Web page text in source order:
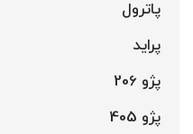
پاترول
پراید
پژو 206
پژو 405